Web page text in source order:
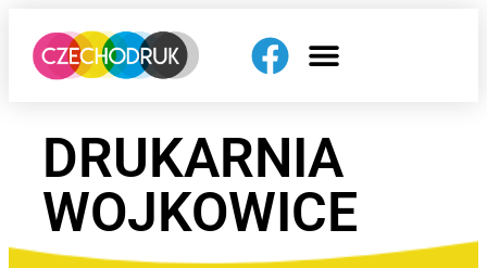
DRUKARNIA
WOJKOWICE